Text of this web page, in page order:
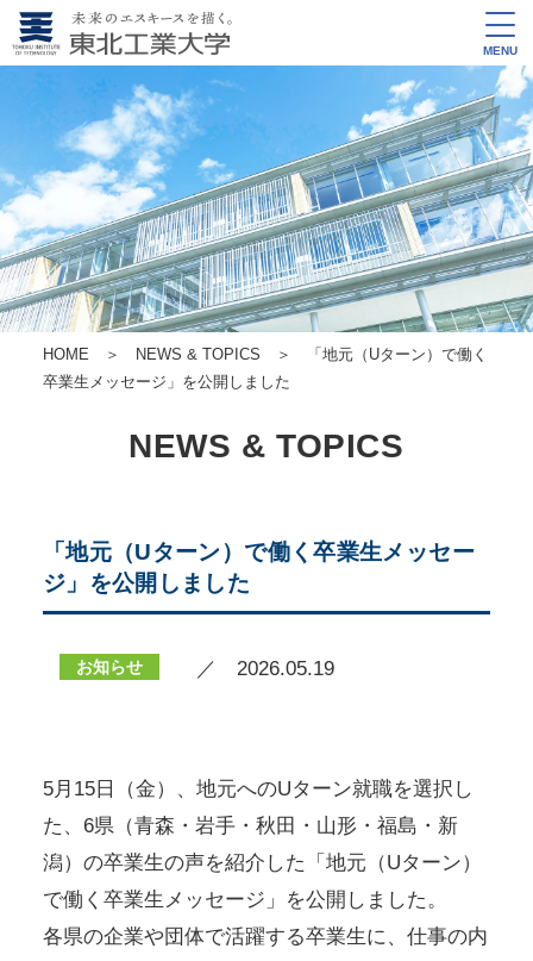
MENU
HOME ＞ NEWS & TOPICS ＞ 「地元（Uターン）で働く
卒業生メッセージ」を公開しました
NEWS & TOPICS
「地元（Uターン）で働く卒業生メッセー
ジ」を公開しました
お知らせ ／ 2026.05.19
5月15日（金）、地元へのUターン就職を選択し
た、6県（青森・岩手・秋田・山形・福島・新
潟）の卒業生の声を紹介した「地元（Uターン）
で働く卒業生メッセージ」を公開しました。
各県の企業や団体で活躍する卒業生に、仕事の内